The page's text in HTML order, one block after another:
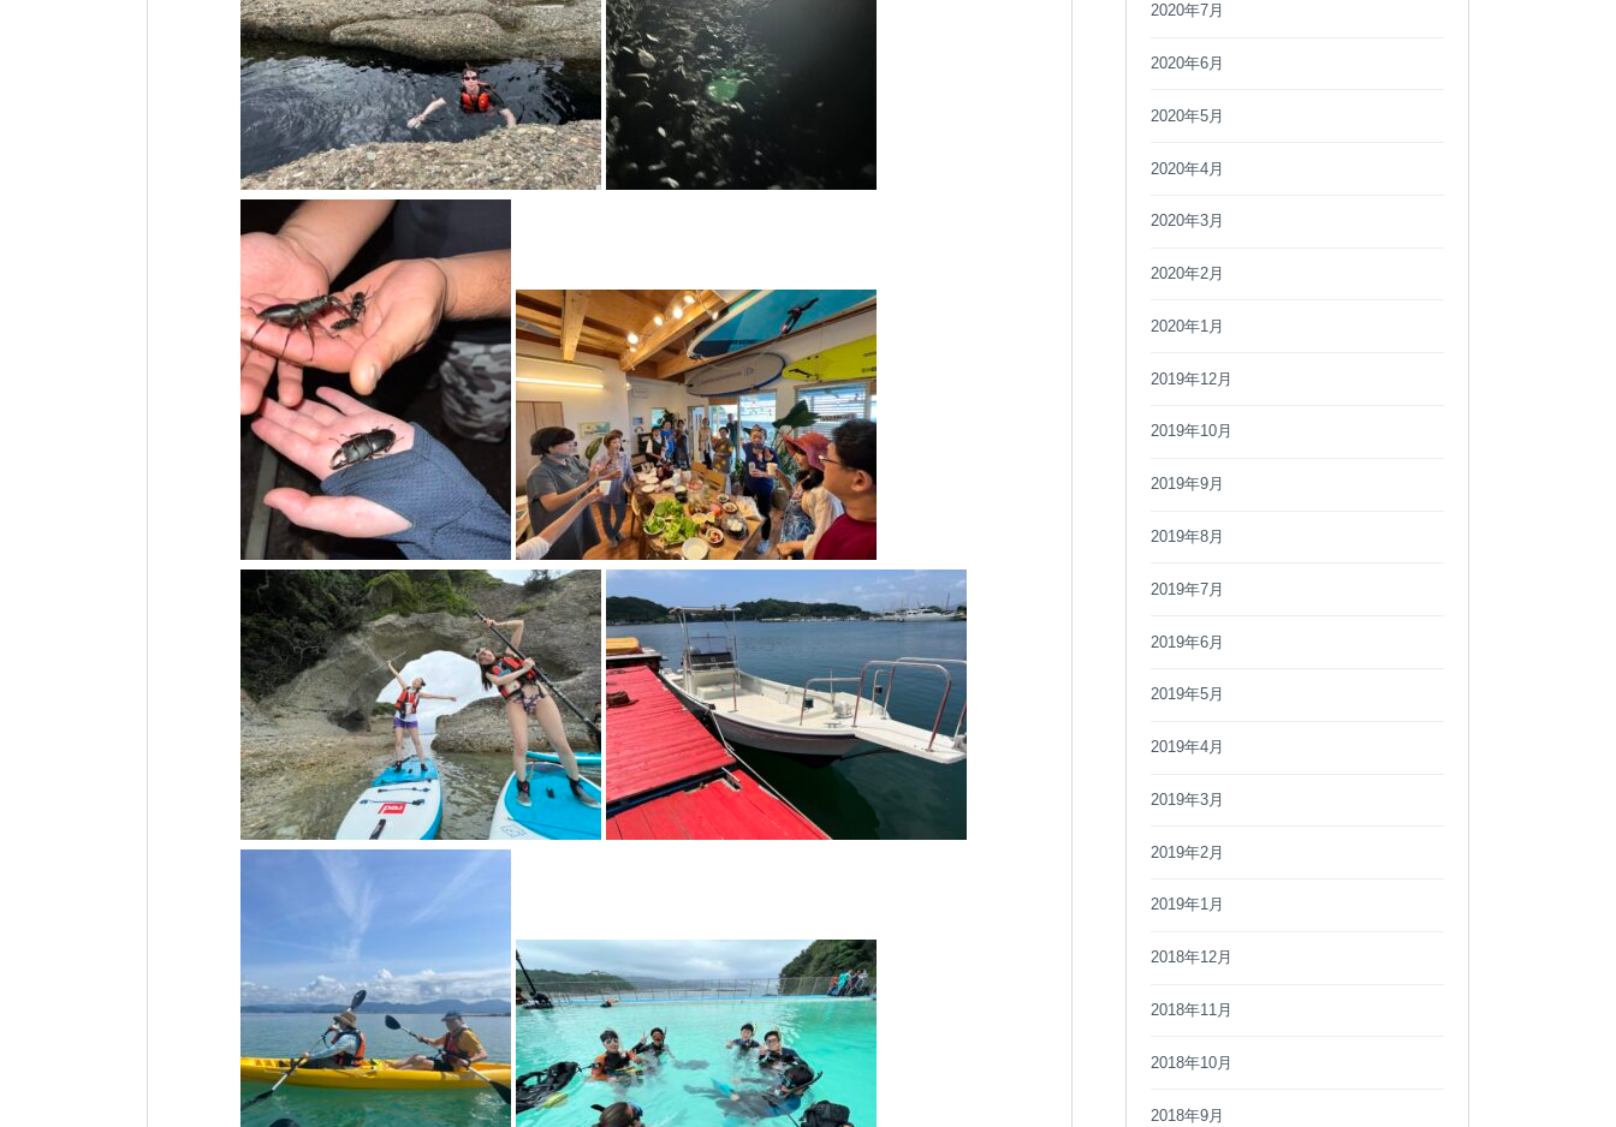
2020年7月
2020年6月
2020年5月
2020年4月
2020年3月
2020年2月
2020年1月
2019年12月
2019年10月
2019年9月
2019年8月
2019年7月
2019年6月
2019年5月
2019年4月
2019年3月
2019年2月
2019年1月
2018年12月
2018年11月
2018年10月
2018年9月